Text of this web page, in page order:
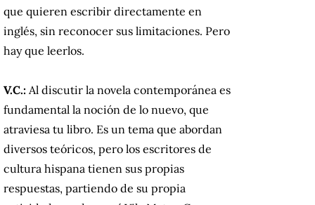
que quieren escribir directamente en
inglés, sin reconocer sus limitaciones. Pero
hay que leerlos.
V.C.: Al discutir la novela contemporánea es
fundamental la noción de lo nuevo, que
atraviesa tu libro. Es un tema que abordan
diversos teóricos, pero los escritores de
cultura hispana tienen sus propias
respuestas, partiendo de su propia